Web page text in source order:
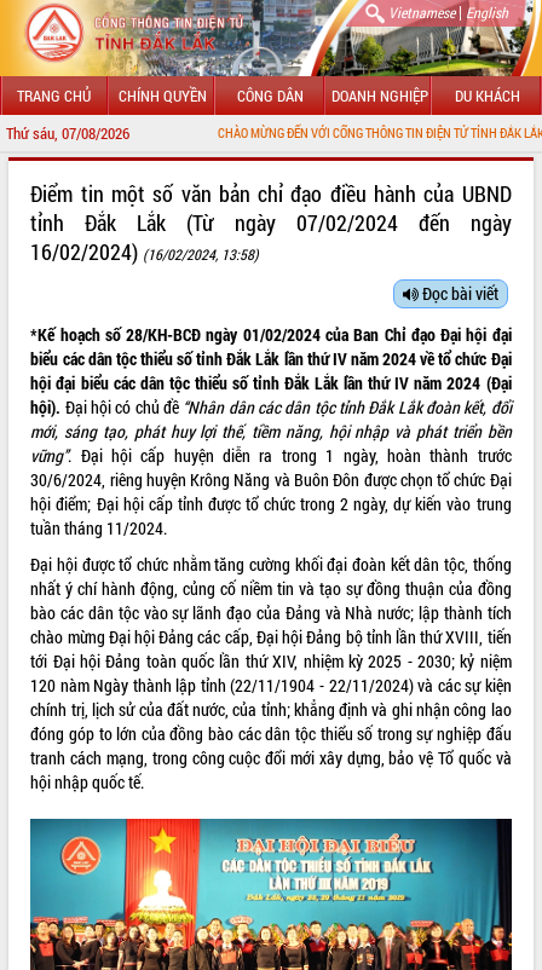
Vietnamese| English
TRANG CHỦ CHÍNH QUYỀN CÔNG DÂN DOANH NGHIỆP DU KHÁCH
Thứ sáu, 07/08/2026 CHÀO MỪNG ĐẾN VỚI CỔNG THÔNG TIN ĐIỆN TỬ TỈNH ĐẮK LẮK
LÃNH ĐẠO UBND TỈNH
SỞ, BAN, NGÀNH
UBND CÁC XÃ, PHƯỜNG
THÔNG TIN CHỈ ĐẠO ĐIỀU HÀNH
HỆ THỐNG VĂN BẢN
VĂN BẢN HĐND TỈNH
ĐIỂM TIN VĂN BẢN
QUY HOẠCH - KẾ HOẠCH
Điểm tin một số văn bản chỉ đạo điều hành của UBND
tỉnh Đắk Lắk (Từ ngày 07/02/2024 đến ngày
16/02/2024) (16/02/2024, 13:58)
Đọc bài viết
*Kế hoạch số 28/KH-BCĐ ngày 01/02/2024 của Ban Chỉ đạo Đại hội đại
biểu các dân tộc thiểu số tỉnh Đắk Lắk lần thứ IV năm 2024 về tổ chức Đại
hội đại biểu các dân tộc thiểu số tỉnh Đắk Lắk lần thứ IV năm 2024 (Đại
hội). Đại hội có chủ đề “Nhân dân các dân tộc tỉnh Đắk Lắk đoàn kết, đổi
mới, sáng tạo, phát huy lợi thế, tiềm năng, hội nhập và phát triển bền
vững”. Đại hội cấp huyện diễn ra trong 1 ngày, hoàn thành trước
30/6/2024, riêng huyện Krông Năng và Buôn Đôn được chọn tổ chức Đại
hội điểm; Đại hội cấp tỉnh được tổ chức trong 2 ngày, dự kiến vào trung
tuần tháng 11/2024.
Đại hội được tổ chức nhằm tăng cường khối đại đoàn kết dân tộc, thống
nhất ý chí hành động, củng cố niềm tin và tạo sự đồng thuận của đồng
bào các dân tộc vào sự lãnh đạo của Đảng và Nhà nước; lập thành tích
chào mừng Đại hội Đảng các cấp, Đại hội Đảng bộ tỉnh lần thứ XVIII, tiến
tới Đại hội Đảng toàn quốc lần thứ XIV, nhiệm kỳ 2025 - 2030; kỷ niệm
120 nàm Ngày thành lập tỉnh (22/11/1904 - 22/11/2024) và các sự kiện
chính trị, lịch sử của đất nước, của tỉnh; khẳng định và ghi nhận công lao
đóng góp to lớn của đồng bào các dân tộc thiểu số trong sự nghiệp đấu
tranh cách mạng, trong công cuộc đổi mới xây dựng, bảo vệ Tổ quốc và
hội nhập quốc tế.